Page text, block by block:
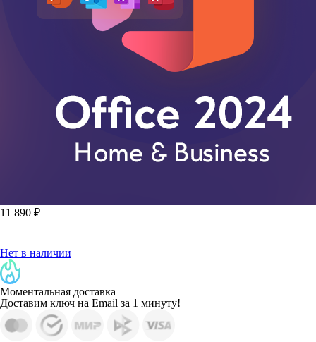
11 890 ₽
Нет в наличии
Моментальная доставка
Доставим ключ на Email за 1 минуту!